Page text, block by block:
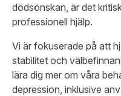
dödsönskan, är det
professionell hjälp.
Vi är fokuserade på att
stabilitet och
lära dig mer om våra
depression, inklusive